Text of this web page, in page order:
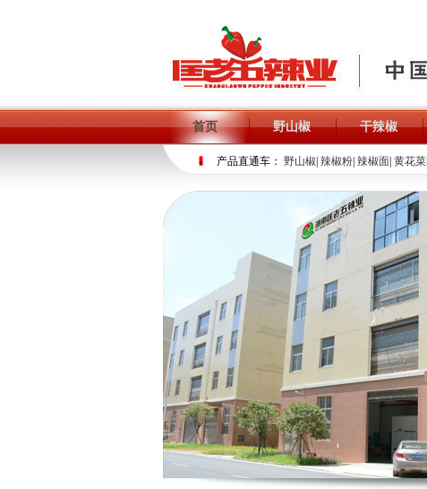
首页 野山椒 干辣椒
产品直通车： 野山椒 辣椒粉 辣椒面 黄花菜